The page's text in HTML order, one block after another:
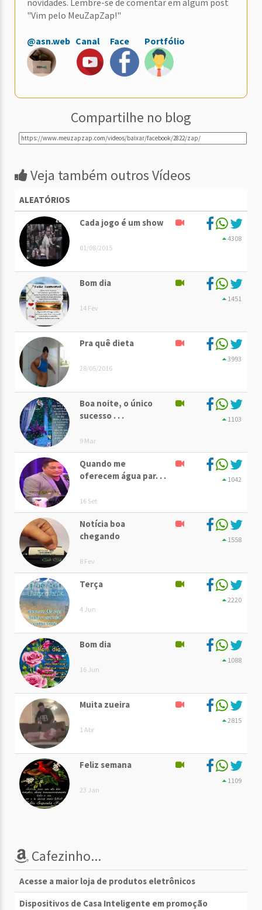
novidades. Lembre-se de comentar em algum post
"Vim pelo MeuZapZap!"
@asn.web Canal Face Portfólio
Compartilhe no blog
Veja também outros Vídeos
ALEATÓRIOS
Cada jogo é um show
01/08/2015
4308
Bom dia
14 Fev
1451
Pra quê dieta
28/05/2016
3993
Boa noite, o único
sucesso . . .
9 Mar
1103
Quando me
oferecem água par. . .
16 Set
1042
Notícia boa
chegando
8 Fev
1558
Terça
4 Jun
2220
Bom dia
16 Jun
1088
Muita zueira
1 Abr
2815
Feliz semana
23 Jan
1109
Cafezinho...
Acesse a maior loja de produtos eletrônicos
Dispositivos de Casa Inteligente em promoção